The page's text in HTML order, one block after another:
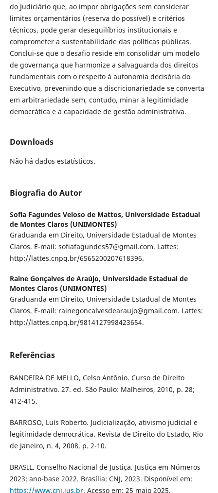
do Judiciário que, ao impor obrigações sem considerar
limites orçamentários (reserva do possível) e critérios
técnicos, pode gerar desequilíbrios institucionais e
comprometer a sustentabilidade das políticas públicas.
Conclui-se que o desafio reside em consolidar um modelo
de governança que harmonize a salvaguarda dos direitos
fundamentais com o respeito à autonomia decisória do
Executivo, prevenindo que a discricionariedade se converta
em arbitrariedade sem, contudo, minar a legitimidade
democrática e a capacidade de gestão administrativa.
Downloads
Não há dados estatísticos.
Biografia do Autor
Sofia Fagundes Veloso de Mattos, Universidade Estadual
de Montes Claros (UNIMONTES)
Graduanda em Direito, Universidade Estadual de Montes
Claros. E-mail: sofiafagundes57@gmail.com. Lattes:
http://lattes.cnpq.br/6565200207618396.
Raine Gonçalves de Araújo, Universidade Estadual de
Montes Claros (UNIMONTES)
Graduanda em Direito, Universidade Estadual de Montes
Claros. E-mail: rainegoncalvesdearaujo@gmail.com. Lattes:
http://lattes.cnpq.br/9814127998423654.
Referências
BANDEIRA DE MELLO, Celso Antônio. Curso de Direito
Administrativo. 27. ed. São Paulo: Malheiros, 2010, p. 28;
412-415.
BARROSO, Luís Roberto. Judicialização, ativismo judicial e
legitimidade democrática. Revista de Direito do Estado, Rio
de Janeiro, n. 4, 2008, p. 2-10.
BRASIL. Conselho Nacional de Justiça. Justiça em Números
2023: ano-base 2022. Brasília: CNJ, 2023. Disponível em:
https://www.cnj.jus.br. Acesso em: 25 maio 2025.